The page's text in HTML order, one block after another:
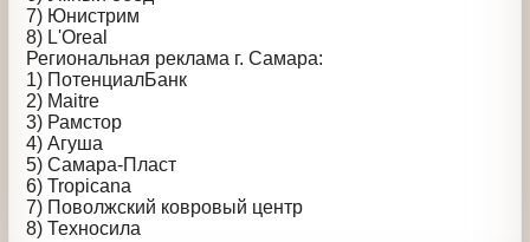
5) Johnson's
6) Умный обед
7) Юнистрим
8) L'Oreal
Региональная реклама г. Самара:
1) ПотенциалБанк
2) Maitre
3) Рамстор
4) Агуша
5) Самара-Пласт
6) Tropicana